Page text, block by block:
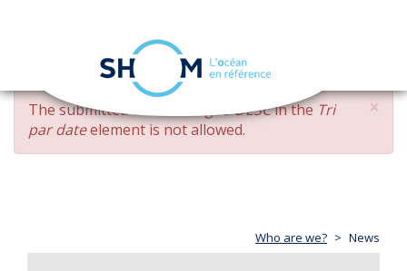
Skip
main
content
navigation
×
ERROR
MESSAGE
The submitted value changed DESCin the Tri
par dateelement is not allowed.
Who are we? News